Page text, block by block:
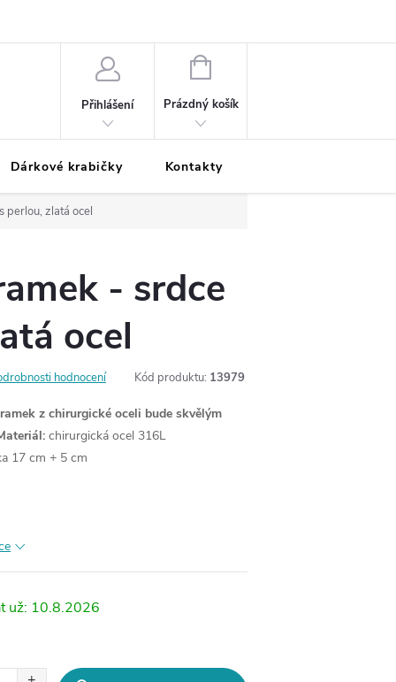
Přihlášení
NÁKUPNÍ
Prázdný košík
Dárkové krabičky Kontakty
perlou, zlatá ocel
- srdce
ocel
hodnocení Kód produktu: 13979
z chirurgické oceli bude skvělým
chirurgická ocel 316L
17 cm + 5 cm
10.8.2026